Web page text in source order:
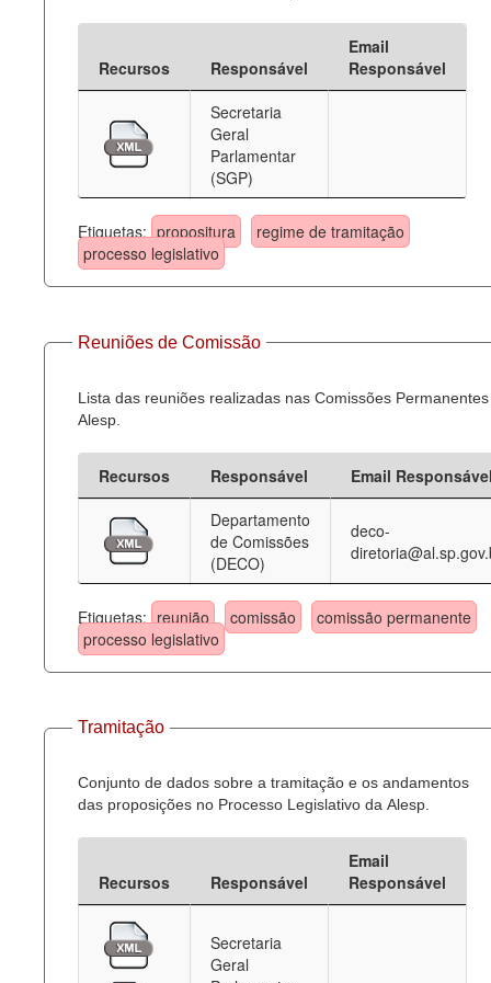
Recursos Responsável
Email
Responsável
Secretaria
Geral
Parlamentar
(SGP)
Etiquetas: propositura
regime de tramitação
processo legislativo
Reuniões de Comissão
Lista das reuniões realizadas nas Comissões
Alesp.
Recursos Responsável
Email
Departamento
de Comissões
(DECO)
deco-
Etiquetas: reunião comissão
comissão permanente
processo legislativo
Tramitação
Conjunto de dados sobre a tramitação e os andamentos
das proposições no Processo Legislativo da Alesp.
Recursos Responsável
Email
Responsável
Secretaria
Geral